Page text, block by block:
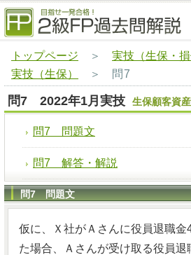
トップページ ＞ 実技（生保・損
実技（生保）
＞ 問7
問7 2022年1月実技 生保顧客資
問7 問題文
問7 解答・解説
問7 問題文
仮に、Ｘ社がＡさんに役員退職金
た場合、Ａさんが受け取る役員